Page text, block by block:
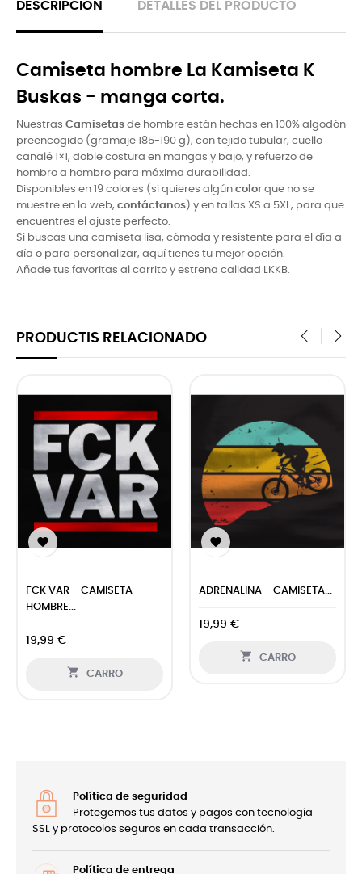
DESCRIPCIÓN DETALLES DEL PRODUCTO
Camiseta hombre La Kamiseta K
Buskas - manga corta.
Nuestras Camisetas de hombre están hechas en 100% algodón
preencogido (gramaje 185-190 g), con tejido tubular, cuello
canalé 1×1, doble costura en mangas y bajo, y refuerzo de
hombro a hombro para máxima durabilidad.
Disponibles en 19 colores (si quieres algún color que no se
muestre en la web, contáctanos) y en tallas XS a 5XL, para que
encuentres el ajuste perfecto.
Si buscas una camiseta lisa, cómoda y resistente para el dí­a a
dí­a o para personalizar, aquí­ tienes tu mejor opción.
Añade tus favoritas al carrito y estrena calidad LKKB.
PRODUCTIS RELACIONADO

FCK VAR - CAMISETA
HOMBRE...
19,99 €
 CARRO

ADRENALINA - CAMISETA...
19,99 €
 CARRO
Política de seguridad
Protegemos tus datos y pagos con tecnología
SSL y protocolos seguros en cada transacción.
Política de entrega